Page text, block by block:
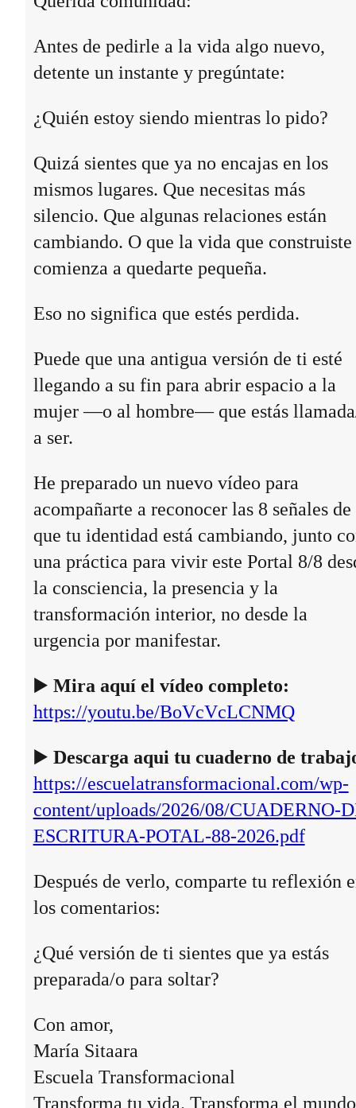
Antes de pedirle a la vida algo nuevo,
detente un instante y pregúntate:
¿Quién estoy siendo mientras lo pido?
Quizá sientes que ya no encajas en los
mismos lugares. Que necesitas más
silencio. Que algunas relaciones están
cambiando. O que la vida que construiste
comienza a quedarte pequeña.
Eso no significa que estés perdida.
Puede que una antigua versión de ti esté
llegando a su fin para abrir espacio a la
mujer —o al hombre— que estás
a ser.
He preparado un nuevo vídeo para
acompañarte a reconocer las 8 señales de
que tu identidad está cambiando, junto
una práctica para vivir este Portal 8/8
la consciencia, la presencia y la
transformación interior, no desde la
urgencia por manifestar.
▶️ Mira aquí el vídeo completo:
https://youtu.be/BoVcVcLCNMQ
▶️ Descarga aqui tu cuaderno de
https://escuelatransformacional.com/wp-
content/uploads/2026/08/CUADERNO-
ESCRITURA-POTAL-88-2026.pdf
Después de verlo, comparte tu reflexión
los comentarios:
¿Qué versión de ti sientes que ya estás
preparada/o para soltar?
Con amor,
María Sitaara
Escuela Transformacional
Transforma tu vida. Transforma el